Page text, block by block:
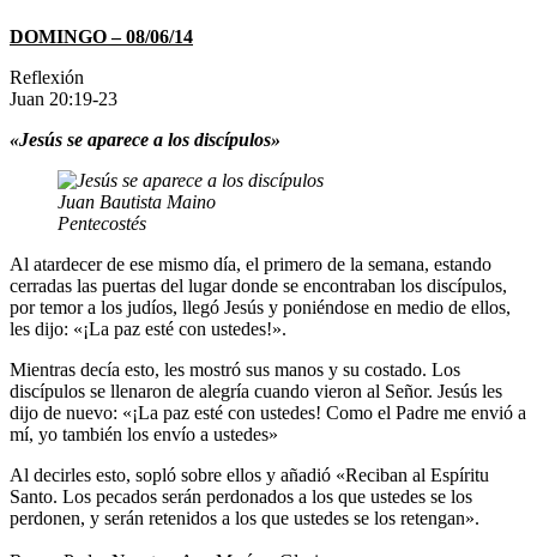
DOMINGO – 08/06/14
Reflexión
Juan 20:19-23
«Jesús se aparece a los discípulos»
Juan Bautista Maino
Pentecostés
Al atardecer de ese mismo día, el primero de la semana, estando
cerradas las puertas del lugar donde se encontraban los discípulos,
por temor a los judíos, llegó Jesús y poniéndose en medio de ellos,
les dijo: «¡La paz esté con ustedes!».
Mientras decía esto, les mostró sus manos y su costado. Los
discípulos se llenaron de alegría cuando vieron al Señor. Jesús les
dijo de nuevo: «¡La paz esté con ustedes! Como el Padre me envió a
mí, yo también los envío a ustedes»
Al decirles esto, sopló sobre ellos y añadió «Reciban al Espíritu
Santo. Los pecados serán perdonados a los que ustedes se los
perdonen, y serán retenidos a los que ustedes se los retengan».